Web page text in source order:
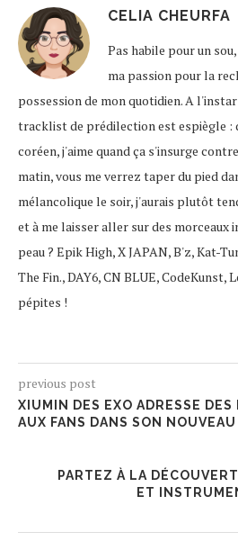
CELIA CHEURFA
Pas habile pour un
ma passion pour la
possession de mon quotidien. A
tracklist de prédilection est espiègle :
coréen, j'aime quand ça s'insurge
matin, vous me verrez taper du pied
mélancolique le soir, j'aurais plutôt
et à me laisser aller sur des morceaux
peau ? Epik High, X JAPAN, B'z, Kat-
The Fin., DAY6, CN BLUE, CodeKunst,
pépites !
previous post
XIUMIN DES EXO ADRESSE DES
AUX FANS DANS SON
PARTEZ À LA
ET